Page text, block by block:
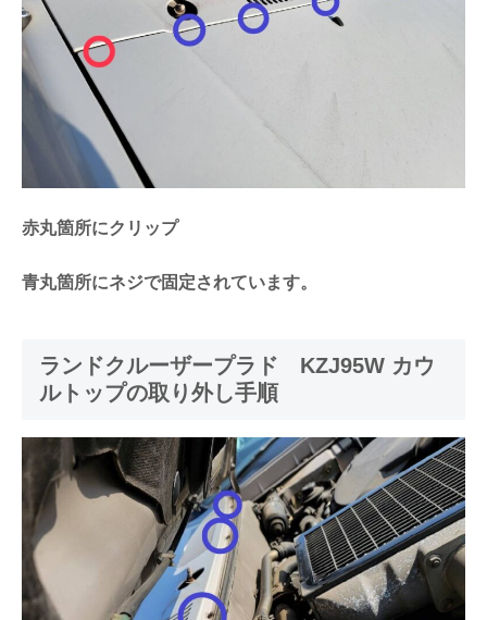
赤丸箇所にクリップ
青丸箇所にネジで固定されています。
ランドクルーザープラド KZJ95W カウ
ルトップの取り外し手順